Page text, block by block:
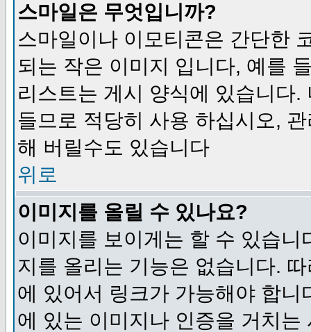
스마일은 무엇입니까?
스마일이나 이모티콘은 간단한
되는 작은 이미지 입니다, 예를
리스트는 게시 양식에 있습니다
들므로 적당히 사용 하십시오,
해 버릴수도 있습니다
위로
이미지를 올릴 수 있나요?
이미지를 보이게는 할 수 있습
지를 올리는 기능은 없습니다.
에 있어서 링크가 가능해야 합
에 있는 이미지나 인증을 거치